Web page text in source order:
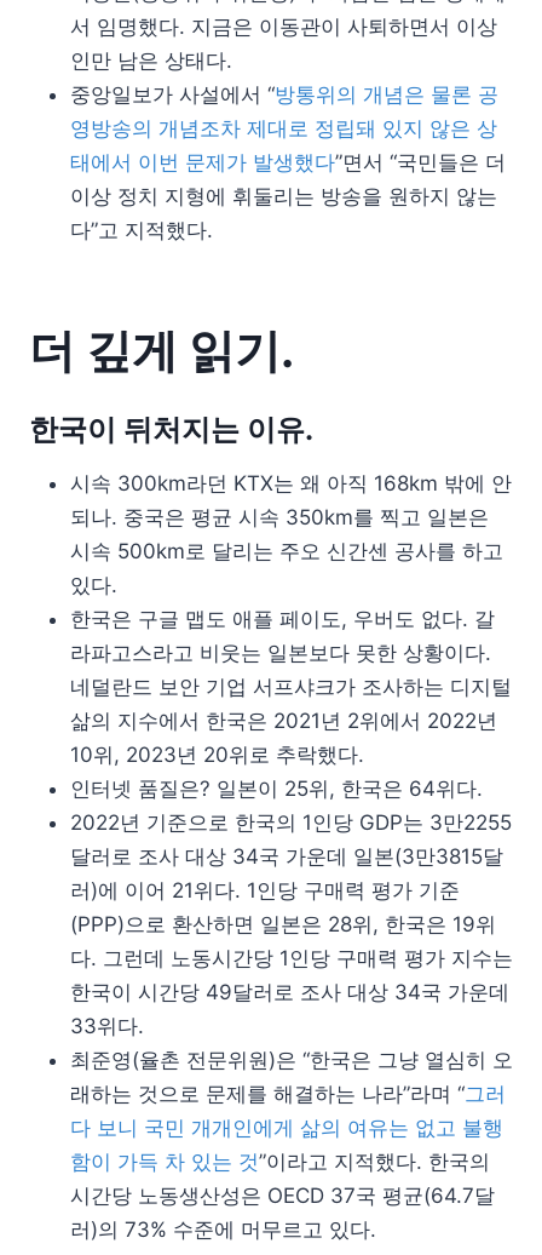
서 임명했다. 지금은 이동관이 사퇴하면서 이상
인만 남은 상태다.
중앙일보가 사설에서 “방통위의 개념은 물론 공
영방송의 개념조차 제대로 정립돼 있지 않은 상
태에서 이번 문제가 발생했다”면서 “국민들은 더
이상 정치 지형에 휘둘리는 방송을 원하지 않는
다”고 지적했다.
더 깊게 읽기.
한국이 뒤처지는 이유.
시속 300km라던 KTX는 왜 아직 168km 밖에 안
되나. 중국은 평균 시속 350km를 찍고 일본은
시속 500km로 달리는 주오 신간센 공사를 하고
있다.
한국은 구글 맵도 애플 페이도, 우버도 없다. 갈
라파고스라고 비웃는 일본보다 못한 상황이다.
네덜란드 보안 기업 서프샤크가 조사하는 디지털
삶의 지수에서 한국은 2021년 2위에서 2022년
10위, 2023년 20위로 추락했다.
인터넷 품질은? 일본이 25위, 한국은 64위다.
2022년 기준으로 한국의 1인당 GDP는 3만2255
달러로 조사 대상 34국 가운데 일본(3만3815달
러)에 이어 21위다. 1인당 구매력 평가 기준
(PPP)으로 환산하면 일본은 28위, 한국은 19위
다. 그런데 노동시간당 1인당 구매력 평가 지수는
한국이 시간당 49달러로 조사 대상 34국 가운데
33위다.
최준영(율촌 전문위원)은 “한국은 그냥 열심히 오
래하는 것으로 문제를 해결하는 나라”라며 “그러
다 보니 국민 개개인에게 삶의 여유는 없고 불행
함이 가득 차 있는 것”이라고 지적했다. 한국의
시간당 노동생산성은 OECD 37국 평균(64.7달
러)의 73% 수준에 머무르고 있다.